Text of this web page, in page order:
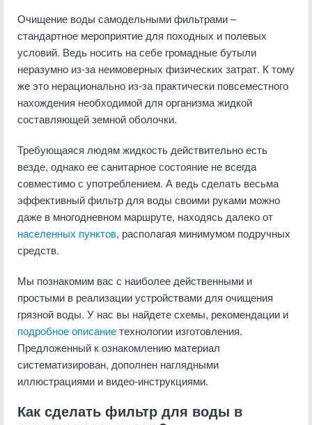
Очищение воды самодельными фильтрами –
стандартное мероприятие для походных и полевых
условий. Ведь носить на себе громадные бутыли
неразумно из-за неимоверных физических затрат. К тому
же это нерационально из-за практически повсеместного
нахождения необходимой для организма жидкой
составляющей земной оболочки.
Требующаяся людям жидкость действительно есть
везде, однако ее санитарное состояние не всегда
совместимо с употреблением. А ведь сделать весьма
эффективный фильтр для воды своими руками можно
даже в многодневном маршруте, находясь далеко от
населенных пунктов, располагая минимумом подручных
средств.
Мы познакомим вас с наиболее действенными и
простыми в реализации устройствами для очищения
грязной воды. У нас вы найдете схемы, рекомендации и
подробное описаниетехнологии изготовления.
Предложенный к ознакомлению материал
систематизирован, дополнен наглядными
иллюстрациями и видео-инструкциями.
Как сделать фильтр для воды в